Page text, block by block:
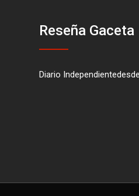
Reseña Gaceta
Diario